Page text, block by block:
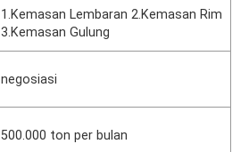
1.Kemasan Lembaran 2.Kemasan Rim
3.Kemasan Gulung
negosiasi
500.000 ton per bulan